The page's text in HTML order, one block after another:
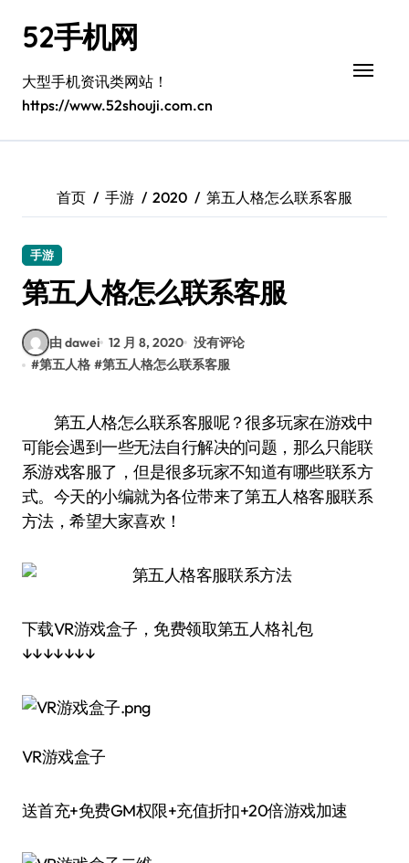
52手机网
大型手机资讯类网站！
https://www.52shouji.com.cn
首页 手游 2020 第五人格怎么联系客服
手游
第五人格怎么联系客服
由 dawei 12 月 8, 2020 没有评论
#第五人格 #第五人格怎么联系客服
第五人格怎么联系客服呢？很多玩家在游戏中
可能会遇到一些无法自行解决的问题，那么只能联
系游戏客服了，但是很多玩家不知道有哪些联系方
式。今天的小编就为各位带来了第五人格客服联系
方法，希望大家喜欢！
下载VR游戏盒子，免费领取第五人格礼包
↓↓↓↓↓↓↓
VR游戏盒子
送首充+免费GM权限+充值折扣+20倍游戏加速